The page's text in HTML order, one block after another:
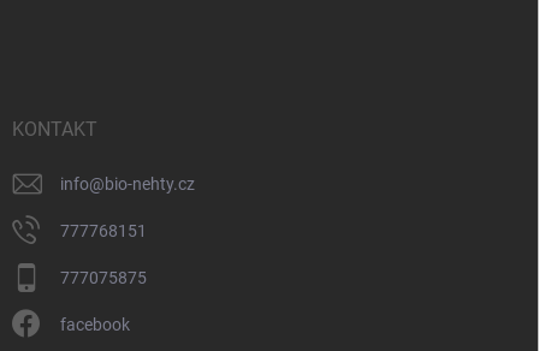
KONTAKT
info@bio-nehty.cz
777768151
777075875
facebook